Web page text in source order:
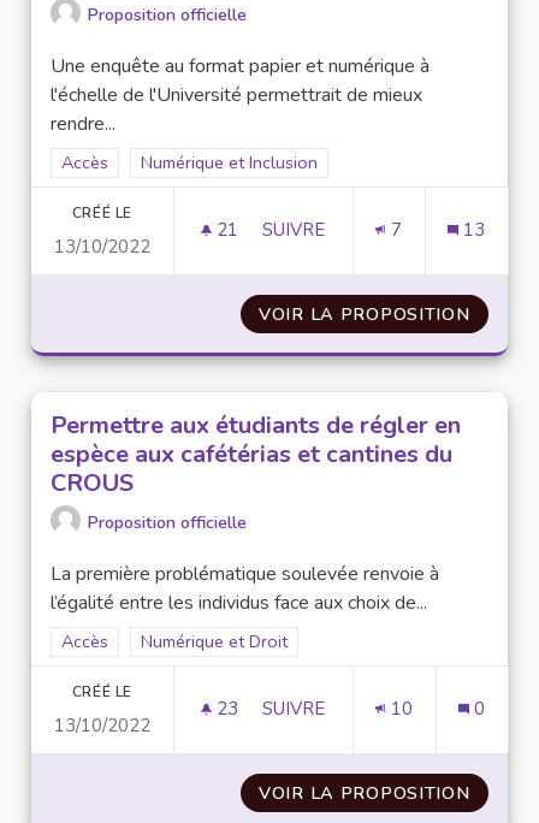
Proposition officielle
Une enquête au format papier et numérique à
l'échelle de l'Université permettrait de mieux
rendre...
Filtrer les résultats de la catégorie : Accès
Accès Filtrer les résultats pour le secteur : Numérique et
Numérique et Inclusion
CRÉÉ LE
13/10/2022
21 21 ABONNÉS
SUIVRE 7 13
VOIR LA PROPOSITION
Permettre aux étudiants de régler en
espèce aux cafétérias et cantines du
CROUS
Proposition officielle
La première problématique soulevée renvoie à
l’égalité entre les individus face aux choix de...
Filtrer les résultats de la catégorie : Accès
Accès Filtrer les résultats pour le secteur : Numérique et
Numérique et Droit
CRÉÉ LE
13/10/2022
23 23 ABONNÉS
SUIVRE 10 0
VOIR LA PROPOSITION